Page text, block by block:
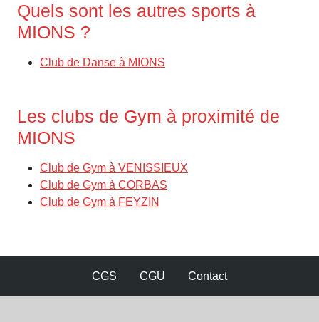
Quels sont les autres sports à
MIONS ?
Club de Danse à MIONS
Les clubs de Gym à proximité de
MIONS
Club de Gym à VENISSIEUX
Club de Gym à CORBAS
Club de Gym à FEYZIN
CGS CGU Contact